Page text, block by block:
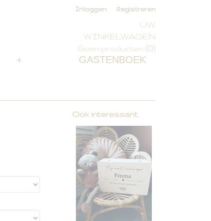
Inloggen Registreren
UW
WINKELWAGEN
Geen producten (0)
GASTENBOEK
+
Ook interessant